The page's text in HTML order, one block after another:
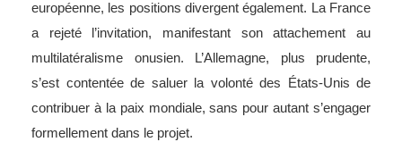
européenne, les positions divergent également. La France
a rejeté l’invitation, manifestant son attachement au
multilatéralisme onusien. L’Allemagne, plus prudente,
s’est contentée de saluer la volonté des États-Unis de
contribuer à la paix mondiale, sans pour autant s’engager
formellement dans le projet.